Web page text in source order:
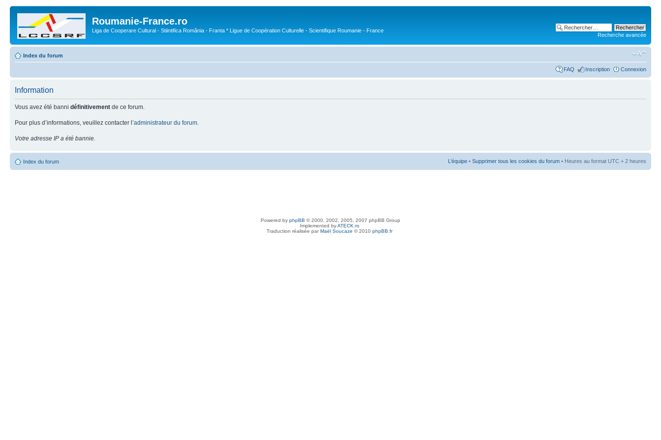
Roumanie-France.ro
Liga de Cooperare Cultural - Stiintifica România - Franta * Ligue de Coopération Culturelle - Scientifique Roumanie - France
Recherche avancée
Index du forum
FAQ Inscription Connexion
Information
Vous avez été banni définitivement de ce forum.
Pour plus d’informations, veuillez contacter l’administrateur du forum
Votre adresse IP a été bannie.
Index du forum L’équipe • Supprimer tous les cookies du forum • Heures au format UTC + 2 heures
Powered by phpBB © 2000, 2002, 2005, 2007 phpBB Group
Implemented byATECK.ro
Traduction réalisée parMaël Soucaze © 2010 phpBB.fr